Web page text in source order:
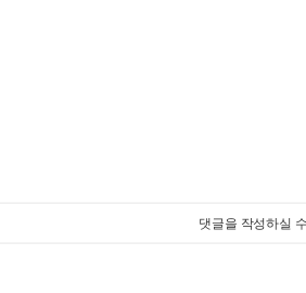
댓글을 작성하실